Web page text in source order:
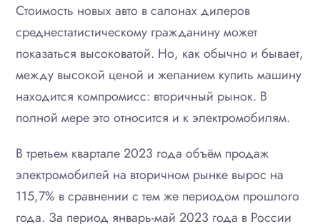
Стоимость новых авто в салонах дилеров
среднестатистическому гражданину может
показаться высоковатой. Но, как обычно и бывает,
между высокой ценой и желанием купить машину
находится компромисс: вторичный рынок. В
полной мере это относится и к электромобилям.
В третьем квартале 2023 года объём продаж
электромобилей на вторичном рынке вырос на
115,7% в сравнении с тем же периодом прошлого
года. За период январь-май 2023 года в России